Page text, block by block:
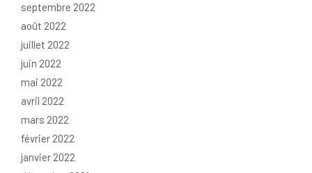
septembre 2022
août 2022
juillet 2022
juin 2022
mai 2022
avril 2022
mars 2022
février 2022
janvier 2022